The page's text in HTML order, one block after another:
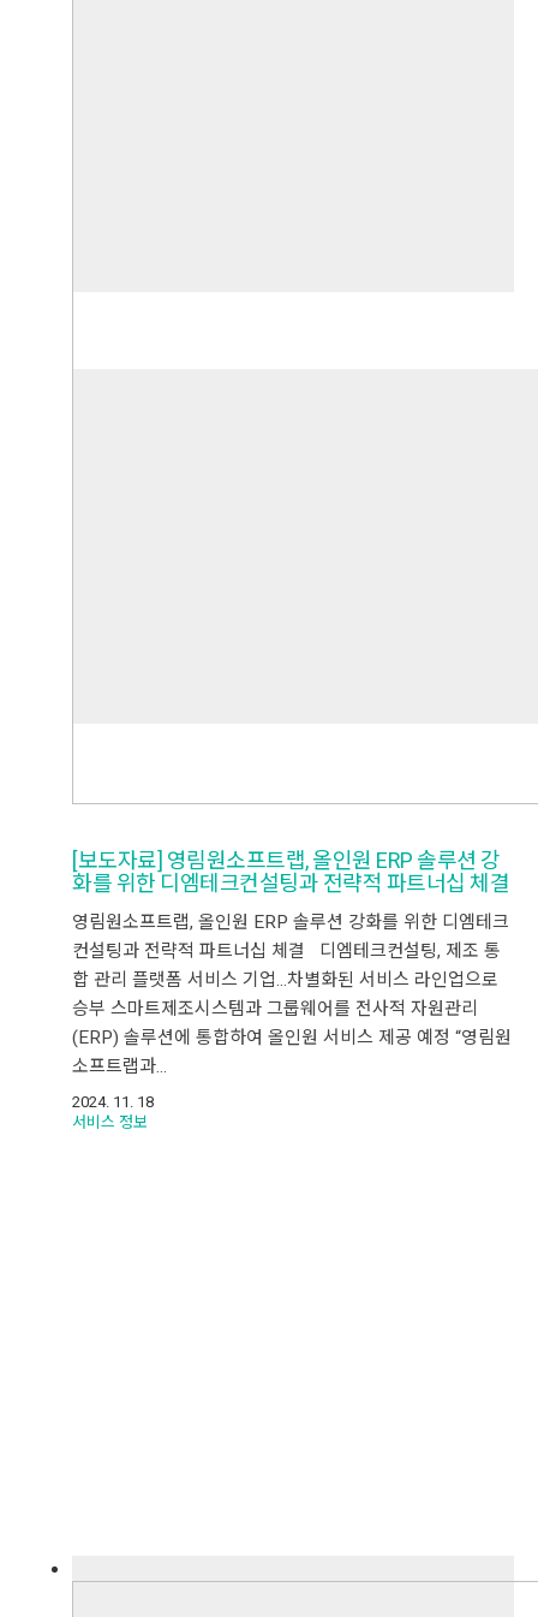
[보도자료] 영림원소프트랩, 올인원 ERP 솔루션 강
화를 위한 디엠테크컨설팅과 전략적 파트너십 체결
영림원소프트랩, 올인원 ERP 솔루션 강화를 위한 디엠테크
컨설팅과 전략적 파트너십 체결 디엠테크컨설팅, 제조 통
합 관리 플랫폼 서비스 기업…차별화된 서비스 라인업으로
승부 스마트제조시스템과 그룹웨어를 전사적 자원관리
(ERP) 솔루션에 통합하여 올인원 서비스 제공 예정 “영림원
소프트랩과…
2024. 11. 18
서비스 정보